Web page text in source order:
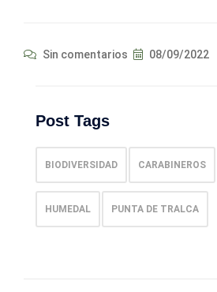
Sin comentarios 08/09/2022
Post Tags
BIODIVERSIDAD CARABINEROS
HUMEDAL PUNTA DE TRALCA